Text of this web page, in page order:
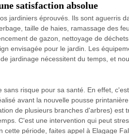
satisfaction absolue
jardiniers éprouvés. Ils sont aguerris
taille de haies, ramassage des
de gazon, nettoyage de
envisagée pour le jardin. Les
jardinage nécessitent du temps, et
risque pour sa santé. En effet,
avant la nouvelle pousse
de plusieurs branches d'arbres) est
C'est une intervention qui peut
période, faites appel à Elagage